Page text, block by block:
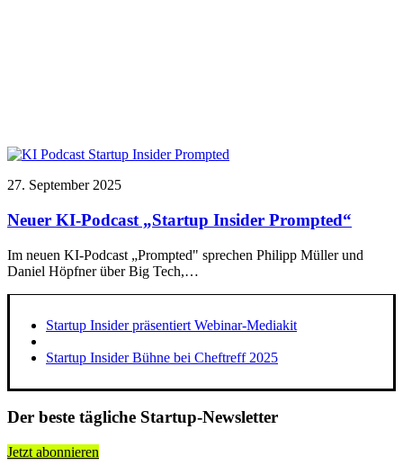
27. September 2025
Neuer KI-Podcast „Startup Insider Prompted“
Im neuen KI-Podcast „Prompted" sprechen Philipp Müller und
Daniel Höpfner über Big Tech,…
Startup Insider präsentiert Webinar-Mediakit
Startup Insider Bühne bei Cheftreff 2025
Der beste tägliche Startup-Newsletter
Jetzt abonnieren